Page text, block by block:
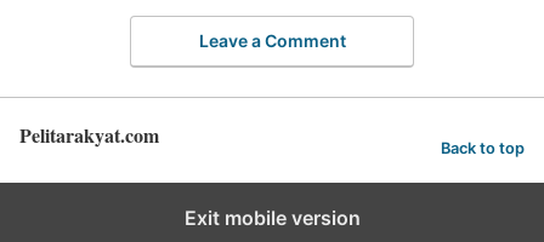
Leave a Comment
Pelitarakyat.com Back to top
Exit mobile version